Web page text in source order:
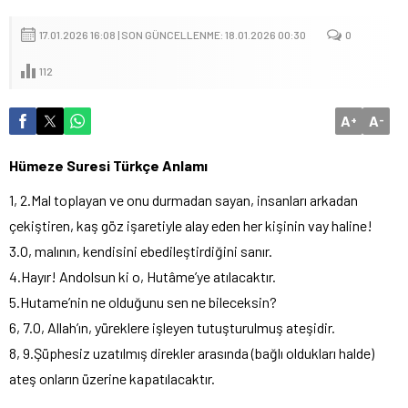
17.01.2026 16:08 | SON GÜNCELLENME: 18.01.2026 00:30 0
112
A+ A-
Hümeze Suresi Türkçe Anlamı
1, 2.Mal toplayan ve onu durmadan sayan, insanları arkadan
çekiştiren, kaş göz işaretiyle alay eden her kişinin vay haline!
3.O, malının, kendisini ebedileştirdiğini sanır.
4.Hayır! Andolsun ki o, Hutâme’ye atılacaktır.
5.Hutame’nin ne olduğunu sen ne bileceksin?
6, 7.O, Allah’ın, yüreklere işleyen tutuşturulmuş ateşidir.
8, 9.Şüphesiz uzatılmış direkler arasında (bağlı oldukları halde)
ateş onların üzerine kapatılacaktır.